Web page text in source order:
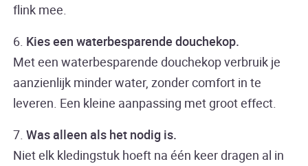
flink mee.
6. Kies een waterbesparende douchekop.
Met een waterbesparende douchekop verbruik je
aanzienlijk minder water, zonder comfort in te
leveren. Een kleine aanpassing met groot effect.
7.Was alleen als het nodig is.
Niet elk kledingstuk hoeft na één keer dragen al in